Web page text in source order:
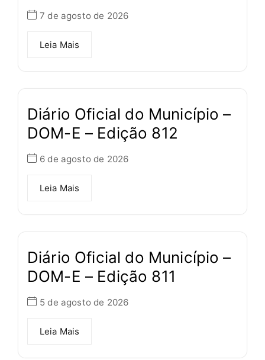
7 de agosto de 2026
Leia Mais
Diário Oficial do Município –
DOM-E – Edição 812
6 de agosto de 2026
Leia Mais
Diário Oficial do Município –
DOM-E – Edição 811
5 de agosto de 2026
Leia Mais